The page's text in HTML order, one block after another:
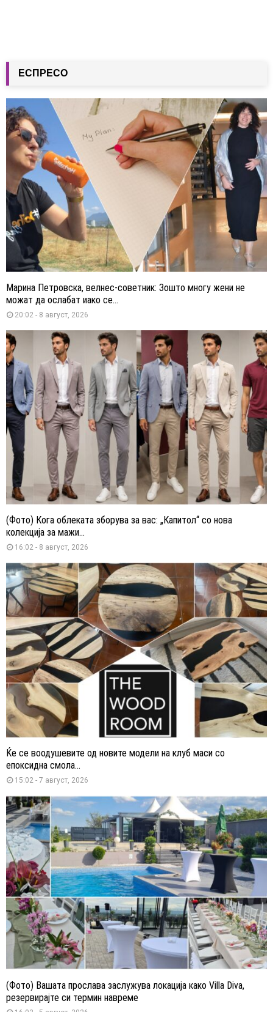
ЕСПРЕСО
Марина Петровска, велнес-советник: Зошто многу жени не
можат да ослабат иако се...
20:02 - 8 август, 2026
(Фото) Кога облеката зборува за вас: „Капитол“ со нова
колекција за мажи...
16:02 - 8 август, 2026
Ќе се воодушевите од новите модели на клуб маси со
епоксидна смола...
15:02 - 7 август, 2026
(Фото) Вашата прослава заслужува локација како Villa Diva,
резервирајте си термин навреме